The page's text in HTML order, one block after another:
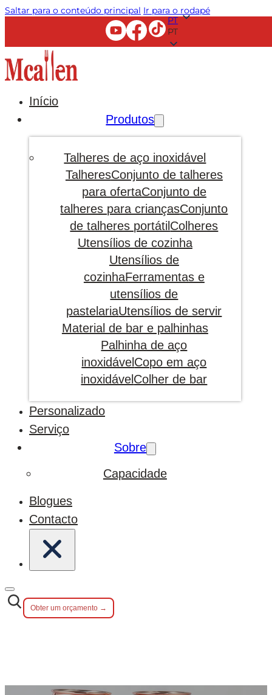
Saltar para o conteúdo principal Ir para o rodapé
PT
PT
Início
Produtos
Talheres de aço inoxidável
TalheresConjunto de talheres
para ofertaConjunto de
talheres para criançasConjunto
de talheres portátil Colheres
Utensílios de cozinha
Utensílios de
cozinhaFerramentas e
utensílios de
pastelariaUtensílios de servir
Material de bar e palhinhas
Palhinha de aço
inoxidável Copo em aço
inoxidável Colher de bar
Personalizado
Serviço
Sobre
Capacidade
Blogues
Contacto
Obter um orçamento →